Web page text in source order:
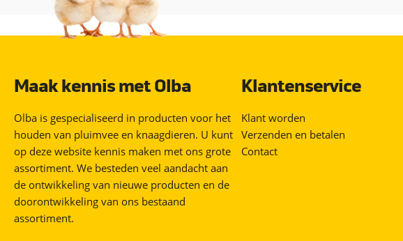
Maak kennis met Olba
Olba is gespecialiseerd in producten voor het
houden van pluimvee en knaagdieren. U kunt
op deze website kennis maken met ons grote
assortiment. We besteden veel aandacht aan
de ontwikkeling van nieuwe producten en de
doorontwikkeling van ons bestaand
assortiment.
Klantenservice
Klant worden
Verzenden en betalen
Contact